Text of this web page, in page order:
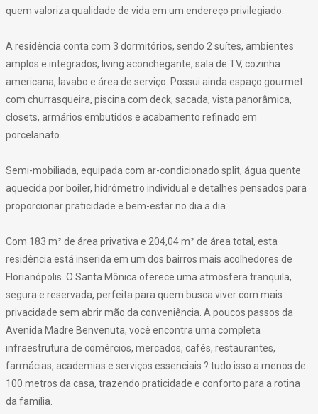
quem valoriza qualidade de vida em um endereço privilegiado.
A residência conta com 3 dormitórios, sendo 2 suítes, ambientes
amplos e integrados, living aconchegante, sala de TV, cozinha
americana, lavabo e área de serviço. Possui ainda espaço gourmet
com churrasqueira, piscina com deck, sacada, vista panorâmica,
closets, armários embutidos e acabamento refinado em
porcelanato.
Semi-mobiliada, equipada com ar-condicionado split, água quente
aquecida por boiler, hidrômetro individual e detalhes pensados para
proporcionar praticidade e bem-estar no dia a dia.
Com 183 m² de área privativa e 204,04 m² de área total, esta
residência está inserida em um dos bairros mais acolhedores de
Florianópolis. O Santa Mônica oferece uma atmosfera tranquila,
segura e reservada, perfeita para quem busca viver com mais
privacidade sem abrir mão da conveniência. A poucos passos da
Avenida Madre Benvenuta, você encontra uma completa
infraestrutura de comércios, mercados, cafés, restaurantes,
farmácias, academias e serviços essenciais ? tudo isso a menos de
100 metros da casa, trazendo praticidade e conforto para a rotina
da família.